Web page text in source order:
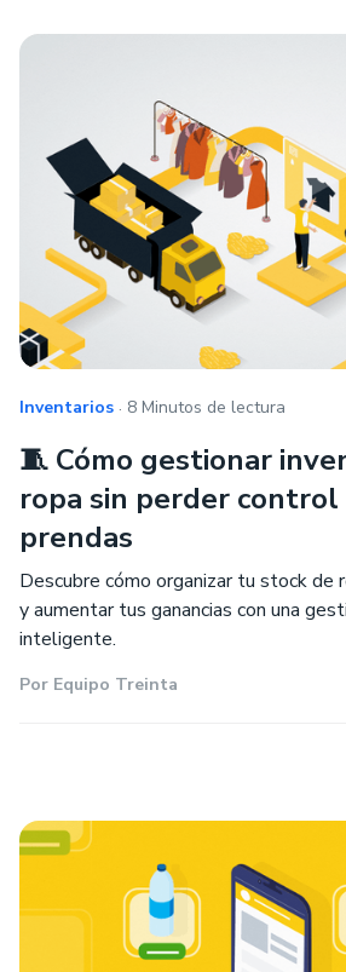
Inventarios . 8 Minutos de lectura
🧵 Cómo gestionar
ropa sin perder
prendas
Descubre cómo organizar tu stock de
y aumentar tus ganancias con una
inteligente.
Por Equipo Treinta